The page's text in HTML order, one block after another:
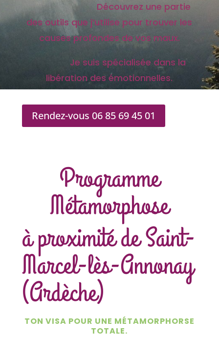
Découvrez une partie
des outils que j’utilise pour trouver les
causes profondes de vos maux.
Je suis spécialisée dans la
libération des émotionnelles.
Rendez-vous 06 85 69 45 01
Programme
Métamorphose
à proximité de Saint-
Marcel-lès-Annonay
(Ardèche)
TON VISA POUR UNE MÉTAMORPHORSE
TOTALE.